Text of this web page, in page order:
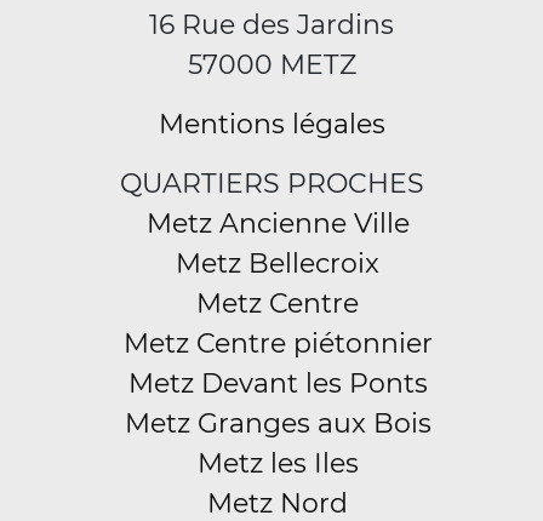
16 Rue des Jardins
57000 METZ
Mentions légales
QUARTIERS PROCHES
Metz Ancienne Ville
Metz Bellecroix
Metz Centre
Metz Centre piétonnier
Metz Devant les Ponts
Metz Granges aux Bois
Metz les Iles
Metz Nord